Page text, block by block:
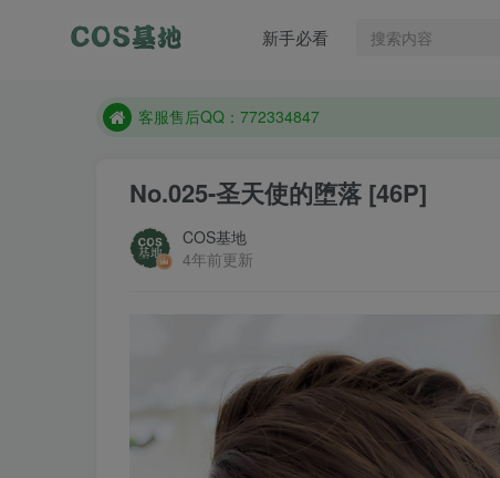
新手必看
遇到任何问题加客服QQ：772334847
客服售后QQ：772334847
防失联：百度搜索《一七天佳》，实时查看最新站点。
No.025-圣天使的堕落 [46P]
COS基地
4年前更新